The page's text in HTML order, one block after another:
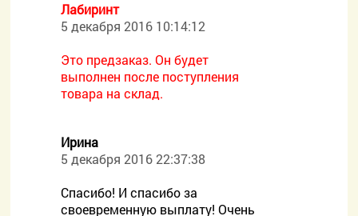
Лабиринт
5 декабря 2016 10:14:12
Это предзаказ. Он будет
выполнен после поступления
товара на склад.
Ирина
5 декабря 2016 22:37:38
Спасибо! И спасибо за
своевременную выплату! Очень